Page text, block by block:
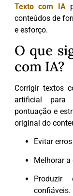
Texto com IA
conteúdos de
e esforço.
O que
com IA?
Corrigir textos
artificial para
pontuação e
original do
Evitar
Melhorar a
Produzir
confiáveis.